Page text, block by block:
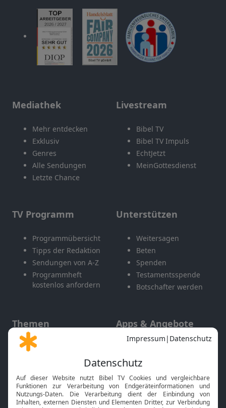
Mediathek
Mehr entdecken
Exklusiv
Genres
Alle Sendungen
Letzte Chance
Livestream
Bibel TV
Bibel TV Impuls
EchtJetzt
MeinGottesdienst
TV Programm
Programmübersicht
Tipps der Redaktion
Sendungen von A-Z
Programmheft
kostenlos anfordern
Unterstützen
Weitersagen
Beten
Spenden
Testamentsspende
Botschafter werden
Themen
Gott und Bibel erklärt
Neuigkeiten
Apps & Angebote
Mobile App
Smart TV
HbbTV